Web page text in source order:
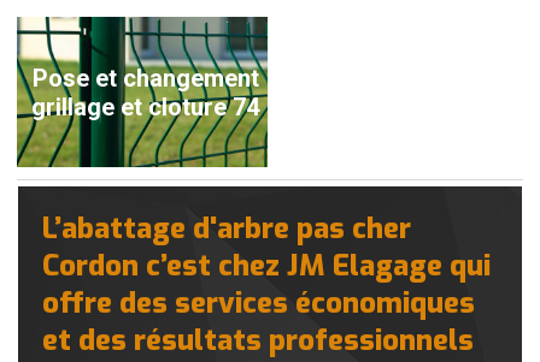
Pose et changement
grillage et cloture 74
L’abattage d'arbre pas cher
Cordon c’est chez JM Elagage qui
offre des services économiques
et des résultats professionnels